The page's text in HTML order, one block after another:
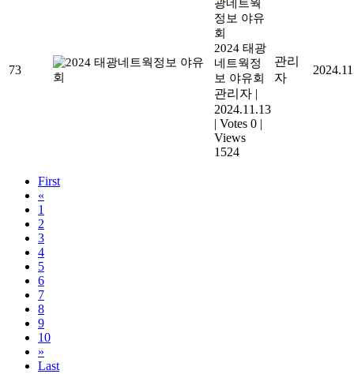
73
2024 태광
네트웍정
보 야유회
관리자 |
2024.11.13
| Votes 0 |
Views
1524
관리
자
First
«
1
2
3
4
5
6
7
8
9
10
»
Last